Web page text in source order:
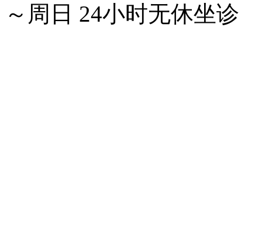
～周日 24小时无休坐诊